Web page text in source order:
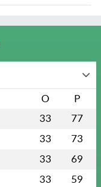
O P
33 77
33 73
33 69
33 59